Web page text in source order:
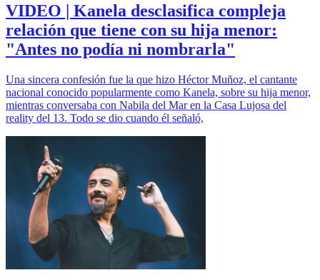
VIDEO | Kanela desclasifica compleja
relación que tiene con su hija menor:
"Antes no podía ni nombrarla"
Una sincera confesión fue la que hizo Héctor Muñoz, el cantante
nacional conocido popularmente como Kanela, sobre su hija menor,
mientras conversaba con Nabila del Mar en la Casa Lujosa del
reality del 13. Todo se dio cuando él señaló,